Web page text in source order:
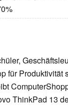
für Produktivität
ThinkPad 13